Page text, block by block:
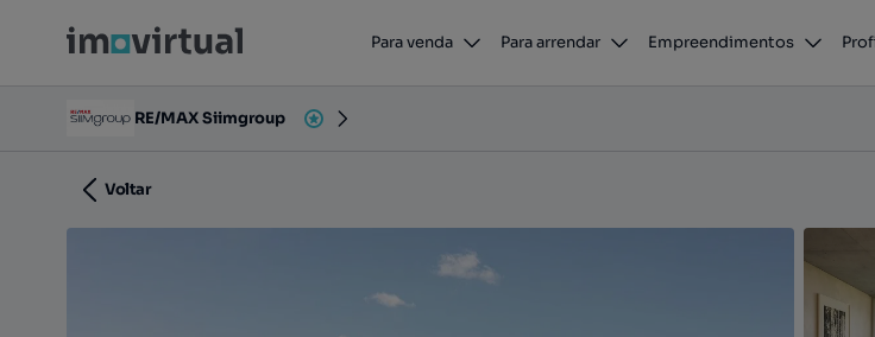
Para venda Para arrendar Empreendimentos
Apartamento T2 para venda
Rua de Campolide, Nova Campolide, Campolide, Lisboa, Lisboa
RE/MAX Siimgroup
Voltar